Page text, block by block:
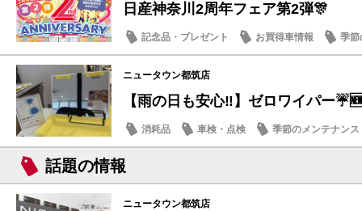
日産神奈川2周年フェア第2弾🎊
記念品・プレゼント お買得車情報
季節
メンテナンス商品
営業日・店休日
ニュータウン都筑店
【雨の日も安心‼️】ゼロワイパー
消耗品 車検・点検
季節のメンテナンス
営業日・店休日
話題の情報
ニュータウン都筑店